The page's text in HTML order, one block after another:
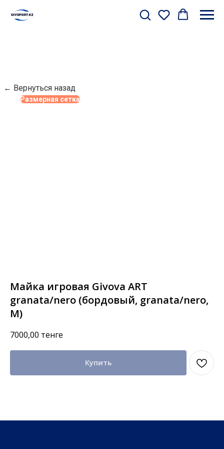
← Вернуться назад
Размерная сетка
Майка игровая Givova ART
granata/nero (бордовый, granata/nero,
M)
7000,00 тенге
Купить